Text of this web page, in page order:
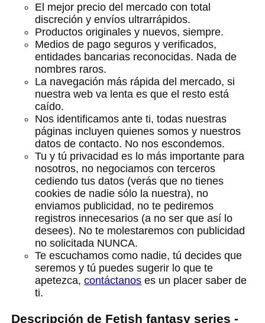
El mejor precio del mercado con total
discreción y envíos ultrarrápidos.
Productos originales y nuevos, siempre.
Medios de pago seguros y verificados,
entidades bancarias reconocidas. Nada de
nombres raros.
La navegación más rápida del mercado, si
nuestra web va lenta es que el resto está
caído.
Nos identificamos ante ti, todas nuestras
páginas incluyen quienes somos y nuestros
datos de contacto. No nos escondemos.
Tu y tú privacidad es lo más importante para
nosotros, no negociamos con terceros
cediendo tus datos (verás que no tienes
cookies de nadie sólo la nuestra), no
enviamos publicidad, no te pediremos
registros innecesarios (a no ser que así lo
desees). No te molestaremos con publicidad
no solicitada NUNCA.
Te escuchamos como nadie, tú decides que
seremos y tú puedes sugerir lo que te
apetezca,contáctanos es un placer saber de
ti.
Descripción de Fetish fantasy series -